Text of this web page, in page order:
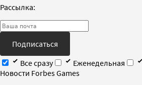
Рассылка:
Подписаться
Все сразу
Еженедельная
Новости Forbes Games